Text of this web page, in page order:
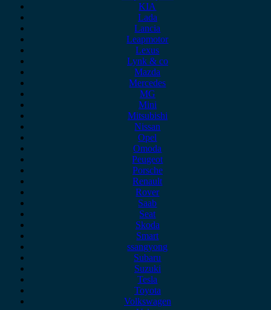
KIA
Lada
Lancia
Leapmotor
Lexus
Lynk & co
Mazda
Mercedes
MG
Mini
Mitsubishi
Nissan
Opel
Omoda
Peugeot
Porsche
Renault
Rover
Saab
Seat
Skoda
Smart
ssangyong
Subaru
Suzuki
Tesla
Toyota
Volkswagen